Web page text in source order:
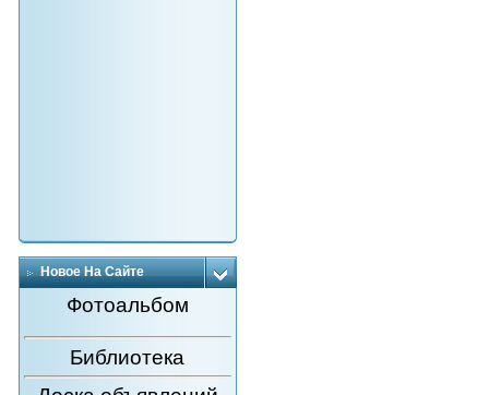
Новое На Сайте
Фотоальбом
Библиотека